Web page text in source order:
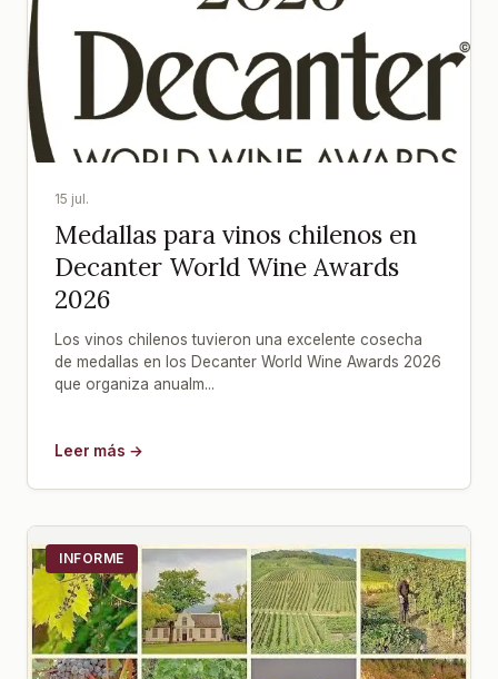
15 jul.
Medallas para vinos chilenos en
Decanter World Wine Awards
2026
Los vinos chilenos tuvieron una excelente cosecha
de medallas en los Decanter World Wine Awards 2026
que organiza anualm...
Leer más →
INFORME